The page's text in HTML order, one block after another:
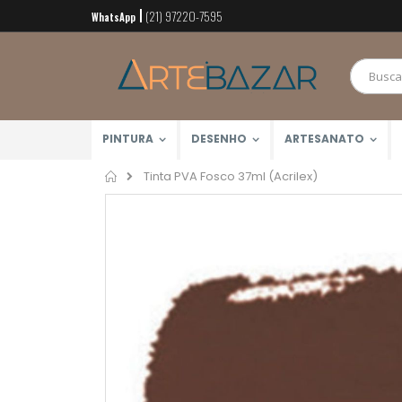
Pular
para
conteúdo
WhatsApp (21) 97220-7595
PINTURA DESENHO ARTESANATO
Home
Tinta PVA Fosco 37ml (Acrilex)
Pular